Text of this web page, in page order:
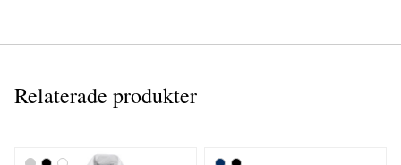
Relaterade produkter